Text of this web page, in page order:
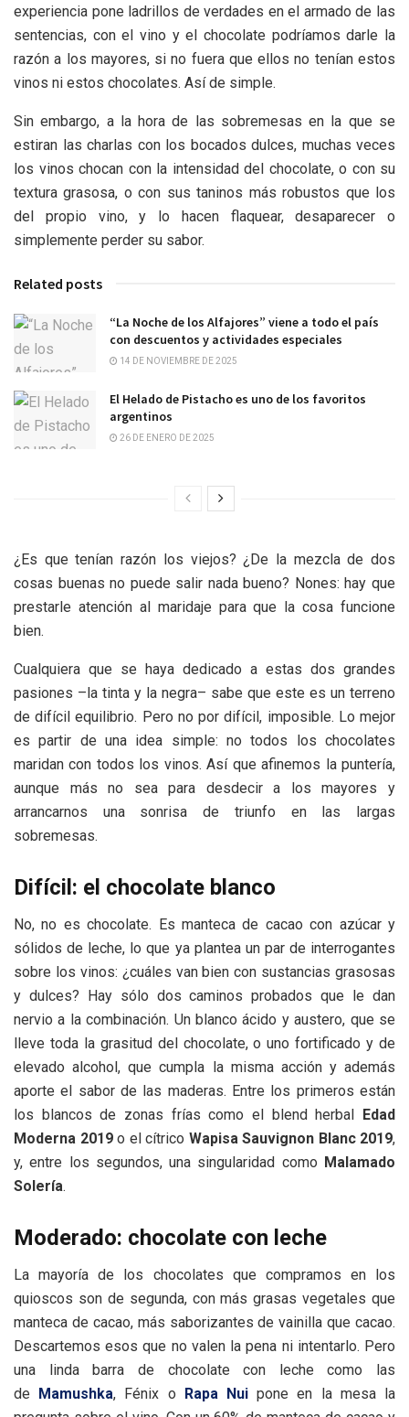
experiencia pone ladrillos de verdades en el armado de las
sentencias, con el vino y el chocolate podríamos darle la
razón a los mayores, si no fuera que ellos no tenían estos
vinos ni estos chocolates. Así de simple.
Sin embargo, a la hora de las sobremesas en la que se
estiran las charlas con los bocados dulces, muchas veces
los vinos chocan con la intensidad del chocolate, o con su
textura grasosa, o con sus taninos más robustos que los
del propio vino, y lo hacen flaquear, desaparecer o
simplemente perder su sabor.
Related posts
“La Noche de los Alfajores” viene a todo el país
con descuentos y actividades especiales
14 DE NOVIEMBRE DE 2025
El Helado de Pistacho es uno de los favoritos
argentinos
26 DE ENERO DE 2025
¿Es que tenían razón los viejos? ¿De la mezcla de dos
cosas buenas no puede salir nada bueno? Nones: hay que
prestarle atención al maridaje para que la cosa funcione
bien.
Cualquiera que se haya dedicado a estas dos grandes
pasiones –la tinta y la negra– sabe que este es un terreno
de difícil equilibrio. Pero no por difícil, imposible. Lo mejor
es partir de una idea simple: no todos los chocolates
maridan con todos los vinos. Así que afinemos la puntería,
aunque más no sea para desdecir a los mayores y
arrancarnos una sonrisa de triunfo en las largas
sobremesas.
Difícil: el chocolate blanco
No, no es chocolate. Es manteca de cacao con azúcar y
sólidos de leche, lo que ya plantea un par de interrogantes
sobre los vinos: ¿cuáles van bien con sustancias grasosas
y dulces? Hay sólo dos caminos probados que le dan
nervio a la combinación. Un blanco ácido y austero, que se
lleve toda la grasitud del chocolate, o uno fortificado y de
elevado alcohol, que cumpla la misma acción y además
aporte el sabor de las maderas. Entre los primeros están
los blancos de zonas frías como el blend herbal
Edad
Moderna 2019o el cítrico Wapisa Sauvignon Blanc 2019,
y, entre los segundos, una singularidad como Malamado
Solería.
Moderado: chocolate con leche
La mayoría de los chocolates que compramos en los
quioscos son de segunda, con más grasas vegetales que
manteca de cacao, más saborizantes de vainilla que cacao.
Descartemos esos que no valen la pena ni intentarlo. Pero
una linda barra de chocolate con leche como las
de Mamushka, Fénix o Rapa Nui pone en la mesa la